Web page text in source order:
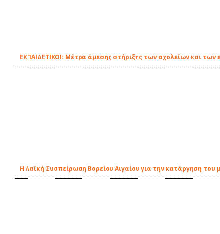
EΚΠΑΙΔΕΤΙΚΟΙ: Μέτρα άμεσης στήριξης των σχολείων και
Η Λαϊκή Συσπείρωση Βορείου Αιγαίου για την κατάργηση